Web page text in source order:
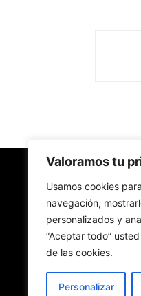
Valoramos tu
Usamos cookies
navegación,
personalizados y
“Aceptar todo”
de las cookies.
Personalizar
Una
-